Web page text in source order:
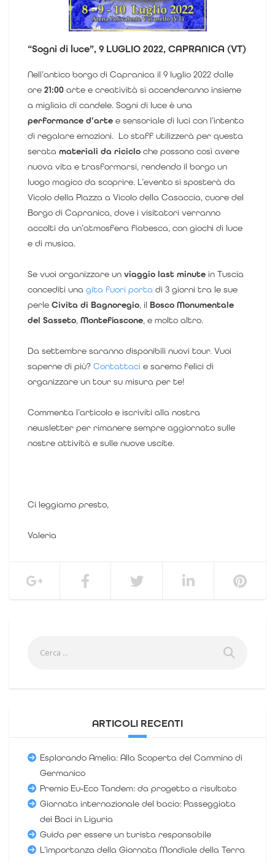
“Sogni di luce”, 9 LUGLIO 2022, CAPRANICA (VT)
Nell’antico borgo di Capranica il 9 luglio 2022 dalle
ore 21:00 arte e creatività si accenderanno insieme
a migliaia di candele. Sogni di luce è una
performance d’arte e sensoriale di luci con l’intento
di regalare emozioni.
Lo staff utilizzerà per questa
serata materiali da riciclo che possono così avere
nuova vita e trasformarsi, rendendo il borgo un
luogo magico da scoprire. L’evento si sposterà da
Vicolo della Piazza a Vicolo della Casaccia, cuore del
Borgo di Capranica, dove i visitatori verranno
accolti da un’atmosfera fiabesca, con giochi di luce
e di musica.
Se vuoi organizzare un viaggio last minute in Tuscia
concediti una gita fuori porta di 3 giorni tra le sue
perle Civita di Bagnoregio, il Bosco Monumentale
del Sasseto, Montefiascone, e molto altro.
Da settembre saranno disponibili nuovi tour. Vuoi
saperne di più? Contattaci e saremo felici di
organizzare un tour su misura per te!
Commenta l’articolo e iscriviti alla nostra
newsletter per rimanere sempre aggiornato sulle
nostre attività e sulle nuove uscite.
Ci leggiamo presto,
Valeria
ARTICOLI RECENTI
Esplorando Amelia: Alla Scoperta del Cammino di
Germanico
Premio Eu-Eco Tandem: da progetto a risultato
Giornata internazionale del bacio: Passeggiata
dei Baci in Liguria
Guida per essere un turista responsabile
L’importanza della Giornata Mondiale della Terra